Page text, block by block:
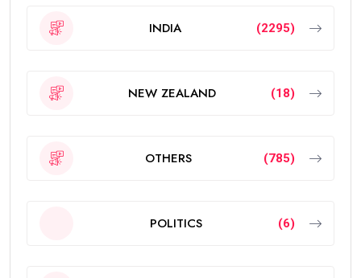
INDIA (2295)
NEW ZEALAND (18)
OTHERS (785)
POLITICS (6)